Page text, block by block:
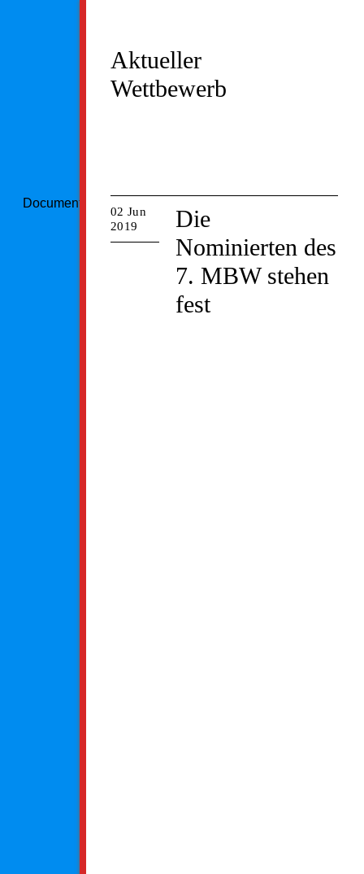
Document could not be loaded
Aktueller
Wettbewerb
02 Jun
2019
Die
Nominierten des
7. MBW stehen
fest